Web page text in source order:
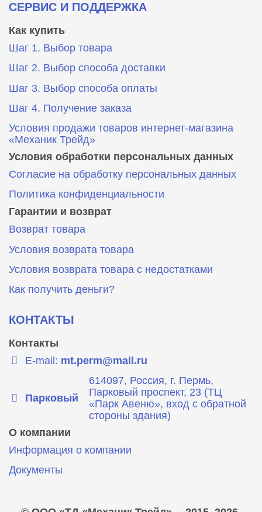
СЕРВИС И ПОДДЕРЖКА
Как купить
Шаг 1. Выбор товара
Шаг 2. Выбор способа доставки
Шаг 3. Выбор способа оплаты
Шаг 4. Получение заказа
Условия продажи товаров интернет-магазина
«Механик Трейд»
Условия обработки персональных данных
Согласие на обработку персональных данных
Политика конфиденциальности
Гарантии и возврат
Возврат товара
Условия возврата товара
Условия возврата товара с недостатками
Как получить деньги?
КОНТАКТЫ
Контакты
E-mail: mt.perm@mail.ru
Парковый
614097, Россия, г. Пермь,
Парковый проспект, 23 (ТЦ
«Парк Авеню», вход с обратной
стороны здания)
О компании
Информация о компании
Документы